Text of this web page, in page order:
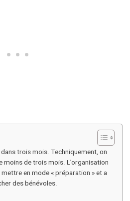
dans trois mois. Techniquement, on
moins de trois mois. L’organisation
en mode « préparation » et a
des bénévoles.